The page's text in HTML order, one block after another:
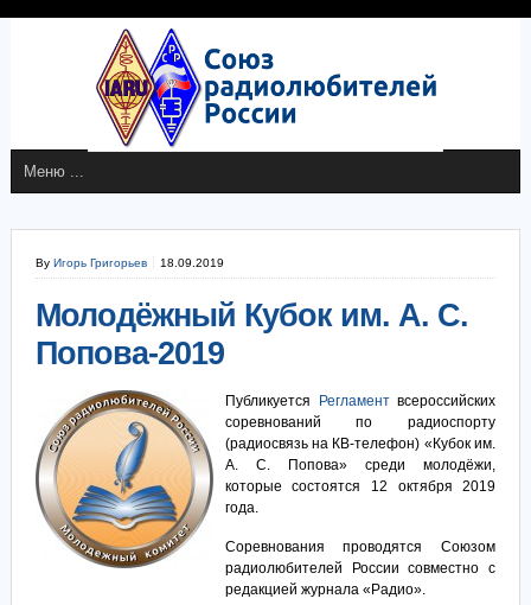
By Игорь Григорьев 18.09.2019
Молодёжный Кубок им. А. С.
Попова-2019
Публикуется Регламентвсероссийских
соревнований по радиоспорту
(радиосвязь на КВ-телефон) «Кубок им.
А. С. Попова» среди молодёжи,
которые состоятся 12 октября 2019
года.
Соревнования проводятся Союзом
радиолюбителей России совместно с
редакцией журнала «Радио».